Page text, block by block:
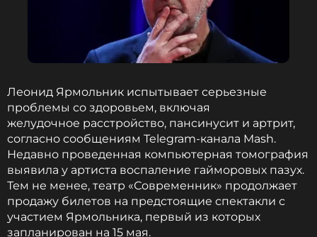
Леонид Ярмольник испытывает серьезные
проблемы со здоровьем, включая
желудочное расстройство, пансинусит и артрит,
согласно сообщениям Telegram-канала Mash.
Недавно проведенная компьютерная томография
выявила у артиста воспаление гайморовых пазух.
Тем не менее, театр «Современник» продолжает
продажу билетов на предстоящие спектакли с
участием Ярмольника, первый из которых
запланирован на 15 мая.